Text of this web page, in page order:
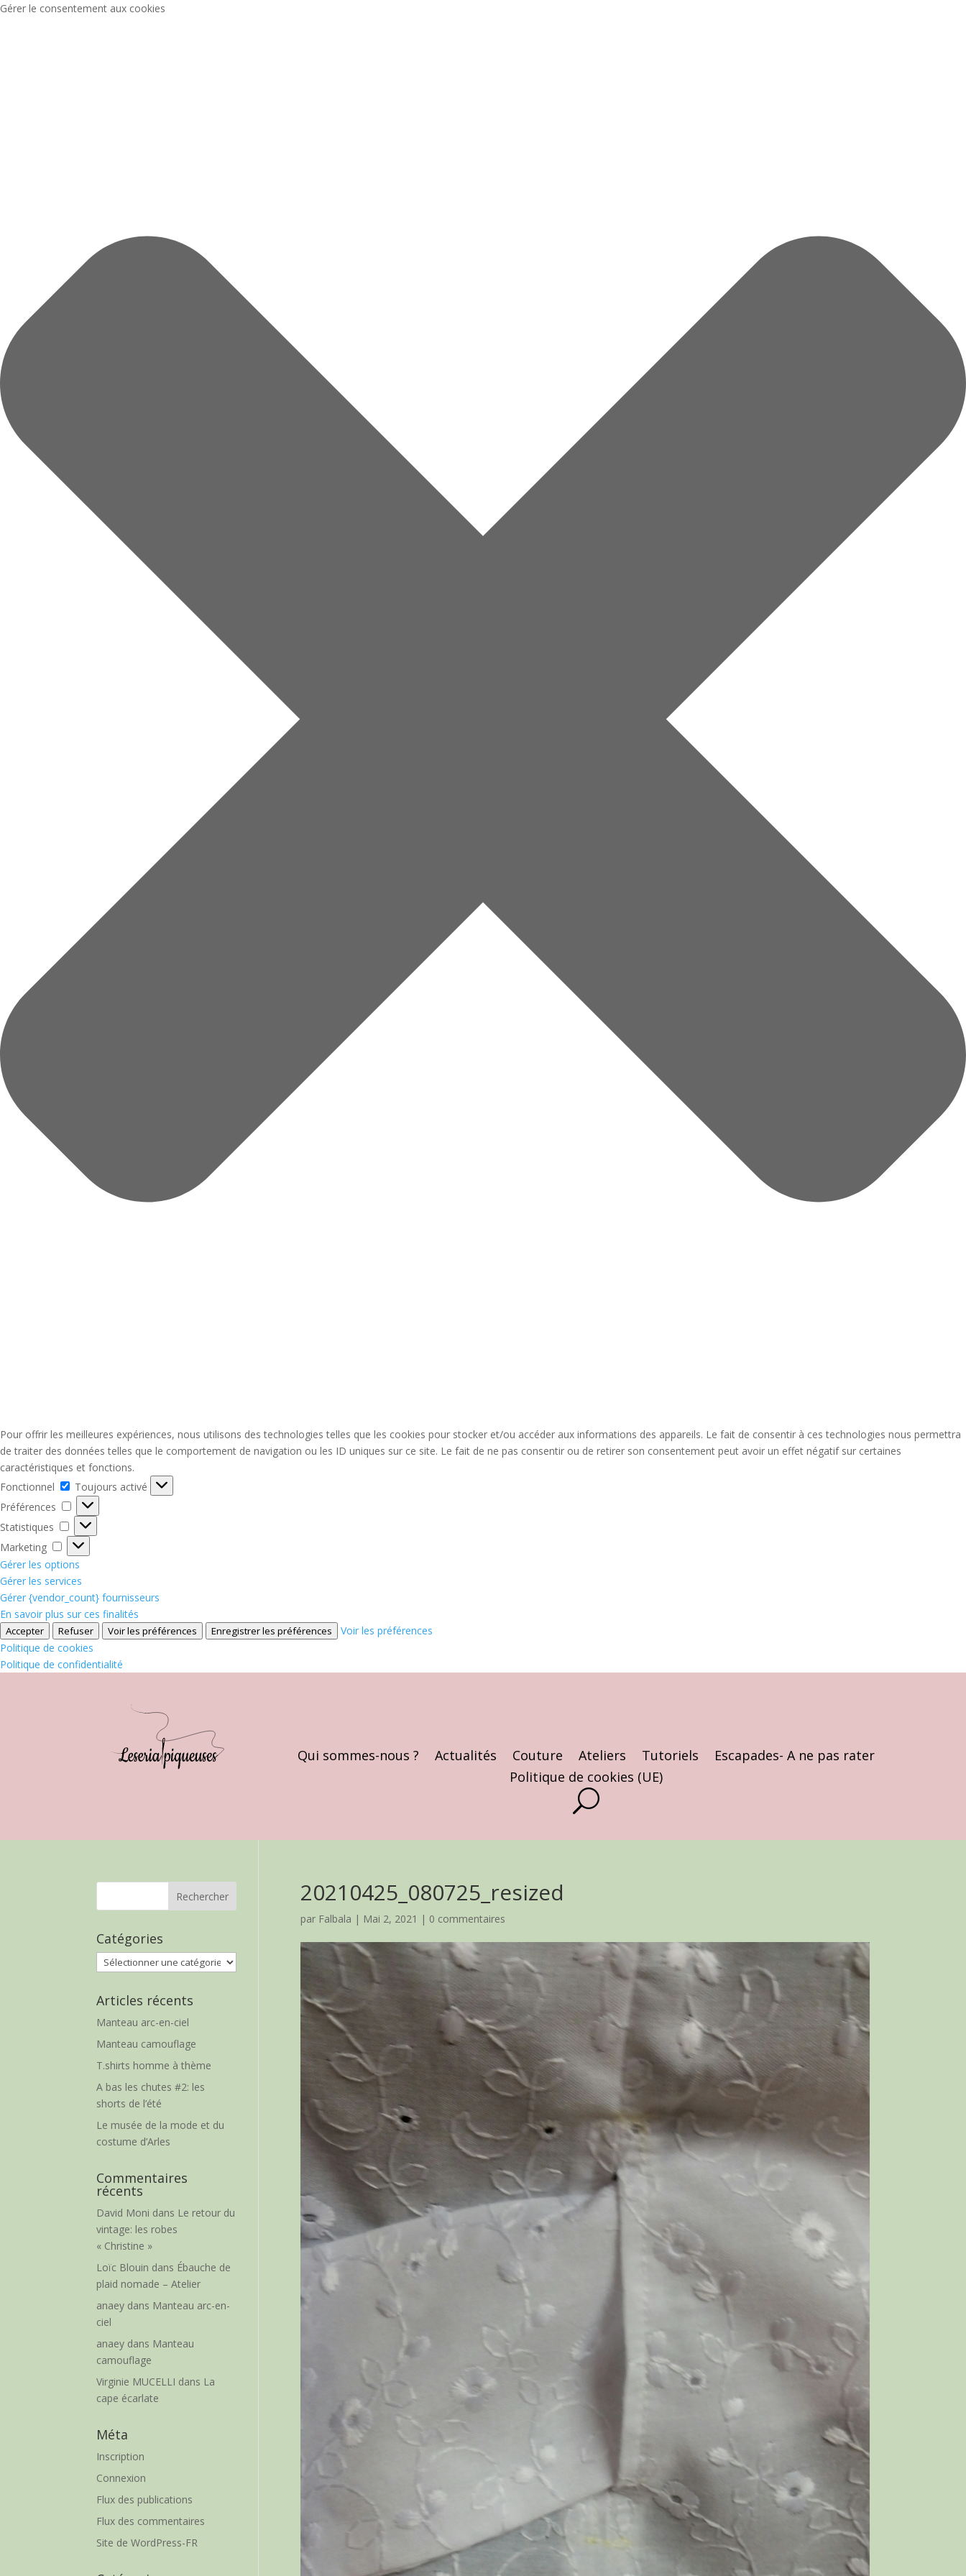
Gérer le consentement aux cookies
Pour offrir les meilleures expériences, nous utilisons des technologies telles que les cookies pour stocker et/ou accéder aux informations des appareils. Le fait de consentir à ces technologies nous permettra
de traiter des données telles que le comportement de navigation ou les ID uniques sur ce site. Le fait de ne pas consentir ou de retirer son consentement peut avoir un effet négatif sur certaines
caractéristiques et fonctions.
Fonctionnel
Fonctionnel
Toujours activé
Préférences
Préférences
Statistiques
Statistiques
Marketing
Marketing
Gérer les options
Gérer les services
Gérer {vendor_count} fournisseurs
En savoir plus sur ces finalités
Accepter Refuser Voir les préférences Enregistrer les préférences
Voir les préférences
Politique de cookies
Politique de confidentialité
Qui sommes-nous ? Actualités Couture Ateliers Tutoriels
Escapades- A ne pas rater
Politique de cookies (UE)
20210425_080725_resized
par Falbala | Mai 2, 2021 | 0 commentaires
Catégories
Catégories
Articles récents
Manteau arc-en-ciel
Manteau camouflage
T.shirts homme à thème
A bas les chutes #2: les
shorts de l’été
Le musée de la mode et du
costume d’Arles
Commentaires
récents
David Moni dans Le retour du
vintage: les robes
« Christine »
Loïc Blouin dans Ébauche de
plaid nomade – Atelier
anaey dans Manteau arc-en-
ciel
anaey dans Manteau
camouflage
Virginie MUCELLI dans La
cape écarlate
Méta
Inscription
Connexion
Flux des publications
Flux des commentaires
Site de WordPress-FR